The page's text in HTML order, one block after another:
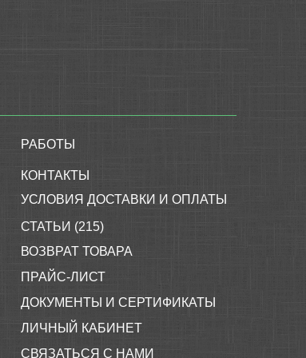
РАБОТЫ
КОНТАКТЫ
УСЛОВИЯ ДОСТАВКИ И ОПЛАТЫ
СТАТЬИ (215)
ВОЗВРАТ ТОВАРА
ПРАЙС-ЛИСТ
ДОКУМЕНТЫ И СЕРТИФИКАТЫ
ЛИЧНЫЙ КАБИНЕТ
СВЯЗАТЬСЯ С НАМИ